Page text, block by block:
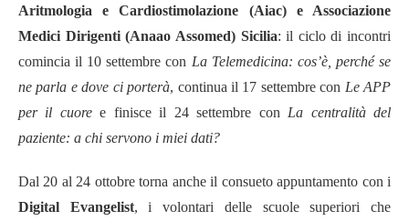
Aritmologia e Cardiostimolazione (Aiac) e Associazione
Medici Dirigenti (Anaao Assomed) Sicilia: il ciclo di incontri
comincia il 10 settembre con La Telemedicina: cos’è, perché se
ne parla e dove ci porterà, continua il 17 settembre con Le APP
per il cuoree finisce il 24 settembre con La centralità del
paziente: a chi servono i miei dati?
Dal 20 al 24 ottobre torna anche il consueto appuntamento con i
Digital Evangelist, i volontari delle scuole superiori che